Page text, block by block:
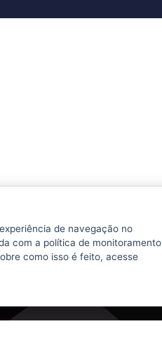
Telefones Úteis
de navegação no
com a política de monitoramento
como isso é feito, acesse